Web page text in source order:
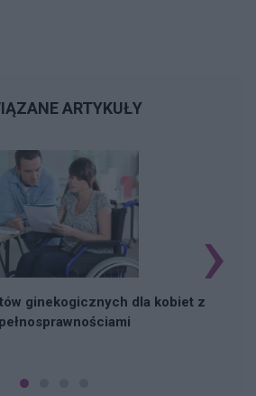
ARTYKUŁY
ginekogicznych dla kobiet z›